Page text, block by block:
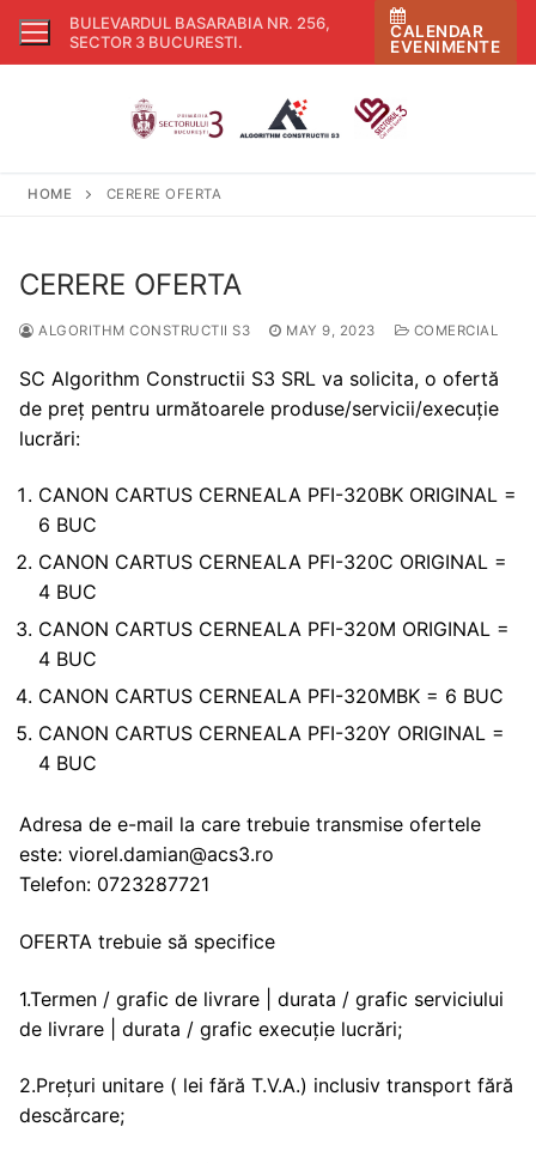
Skip
BULEVARDUL BASARABIA NR. 256,
SECTOR 3 BUCURESTI.
CALENDAR
EVENIMENTE
HOME CERERE OFERTA
CERERE OFERTA
ALGORITHM CONSTRUCTII S3 MAY 9, 2023 COMERCIAL
SC Algorithm Constructii S3 SRL va solicita, o ofertă
de preț pentru următoarele produse/servicii/execuție
lucrări:
CANON CARTUS CERNEALA PFI-320BK ORIGINAL =
6 BUC
CANON CARTUS CERNEALA PFI-320C ORIGINAL =
4 BUC
CANON CARTUS CERNEALA PFI-320M ORIGINAL =
4 BUC
CANON CARTUS CERNEALA PFI-320MBK = 6 BUC
CANON CARTUS CERNEALA PFI-320Y ORIGINAL =
4 BUC
Adresa de e-mail la care trebuie transmise ofertele
este: viorel.damian@acs3.ro
Telefon: 0723287721
OFERTA trebuie să specifice
1.Termen / grafic de livrare | durata / grafic serviciului
de livrare | durata / grafic execuție lucrări;
2.Prețuri unitare ( lei fără T.V.A.) inclusiv transport fără
descărcare;